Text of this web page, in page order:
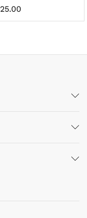
25.00